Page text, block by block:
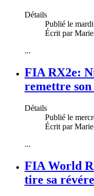
Détails
Publié le
Écrit par
...
FIA RX2e:
remettre
Détails
Publié le
Écrit par
...
FIA World
tire sa